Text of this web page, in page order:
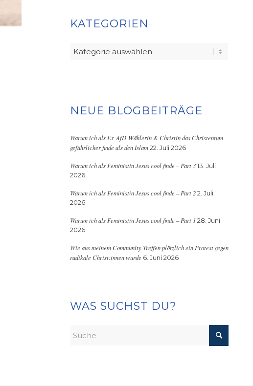
KATEGORIEN
Kategorien
NEUE BLOGBEITRÄGE
Warum ich als Ex-AfD-Wählerin & Christin das Christentum
gefährlicher finde als den Islam 22. Juli 2026
Warum ich als Feministin Jesus cool finde – Part 3 13. Juli
2026
Warum ich als Feministin Jesus cool finde – Part 2 2. Juli
2026
Warum ich als Feministin Jesus cool finde – Part 1 28. Juni
2026
Wie aus meinem Community-Treffen plötzlich ein Protest gegen
radikale Christ:innen wurde 6. Juni 2026
WAS SUCHST DU?